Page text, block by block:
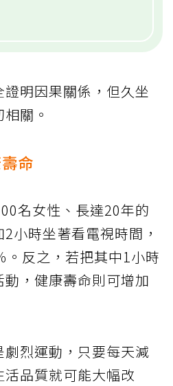
明因果關係，但久坐
關。
命
名女性、長達20年的
小時坐著看電視時間，
。反之，若把其中1小時
，健康壽命則可增加
烈運動，只要每天減
品質就可能大幅改